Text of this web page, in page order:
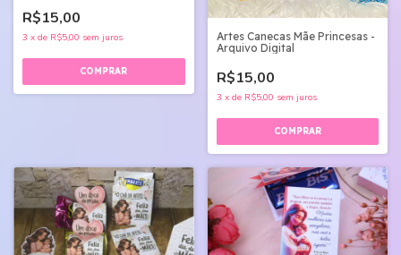
R$15,00
3 x de R$5,00 sem juros
Artes Canecas Mãe Princesas -
Arquivo Digital
R$15,00
3 x de R$5,00 sem juros